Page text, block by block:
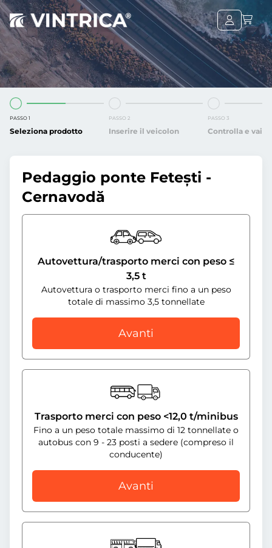
PASSO 1
Seleziona prodotto
PASSO 2
Inserire il veicolon
PASSO 3
Controlla e vai
Pedaggio ponte Fetești -
Cernavodă
Autovettura/trasporto merci con peso ≤
3,5 t
Autovettura o trasporto merci fino a un peso
totale di massimo 3,5 tonnellate
Avanti
Trasporto merci con peso <12,0 t/minibus
Fino a un peso totale massimo di 12 tonnellate o
autobus con 9 - 23 posti a sedere (compreso il
conducente)
Avanti